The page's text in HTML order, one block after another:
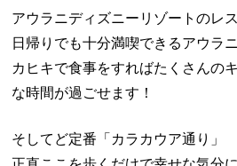
アウラニディズニーリゾートのレ
日帰りでも十分満喫できるアウラ
カヒキで食事をすればたくさんの
な時間が過ごせます！
そしてど定番「カラカウア通り」